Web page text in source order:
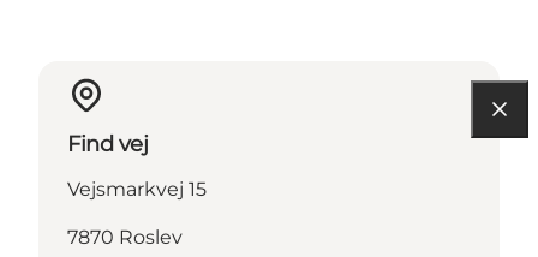
Find vej
Vejsmarkvej 15
7870 Roslev